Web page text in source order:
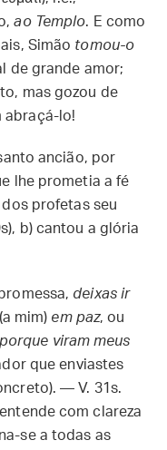
ao Templo. E como
Simão tomou-o
de grande amor;
mas gozou de
abraçá-lo!
ancião, por
lhe prometia a fé
profetas seu
b) cantou a glória
deixas ir
(a mim) em paz, ou
porque viram meus
que enviastes
— V. 31s.
com clareza
se a todas as